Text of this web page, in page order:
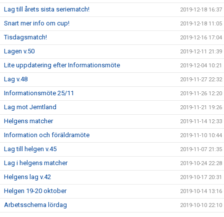
Lag till årets sista seriematch! 2019-12-18 16:37
Snart mer info om cup! 2019-12-18 11:05
Tisdagsmatch! 2019-12-16 17:04
Lagen v.50 2019-12-11 21:39
Lite uppdatering efter Informationsmöte 2019-12-04 10:21
Lag v.48 2019-11-27 22:32
Informationsmöte 25/11 2019-11-26 12:20
Lag mot Jemtland 2019-11-21 19:26
Helgens matcher 2019-11-14 12:33
Information och föräldramöte 2019-11-10 10:44
Lag till helgen v.45 2019-11-07 21:35
Lag i helgens matcher 2019-10-24 22:28
Helgens lag v.42 2019-10-17 20:31
Helgen 19-20 oktober 2019-10-14 13:16
Arbetsschema lördag 2019-10-10 22:10